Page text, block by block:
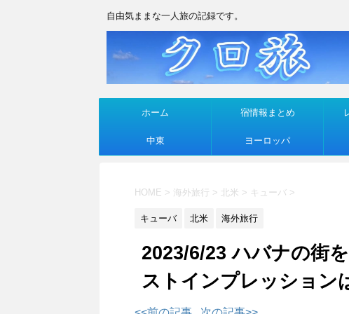
自由気ままな一人旅の記録です。
ホーム 宿情報まとめ
中東 ヨーロッパ
HOME > 海外旅行 > 北米 > キューバ >
キューバ 北米 海外旅行
2023/6/23 ハバナの街
ストインプレッション